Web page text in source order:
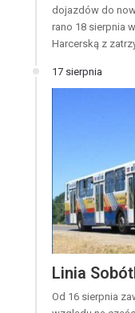
dojazdów do
rano 18 sierpnia
Harcerską z
17 sierpnia
Linia
Od 16 sierpnia